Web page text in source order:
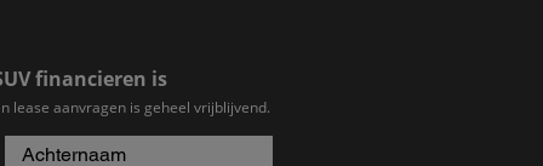
financieren is
lease aanvragen is geheel vrijblijvend.